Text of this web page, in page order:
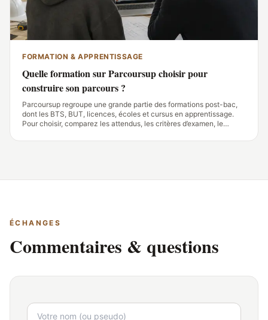
FORMATION & APPRENTISSAGE
Quelle formation sur Parcoursup choisir pour
construire son parcours ?
Parcoursup regroupe une grande partie des formations post-bac,
dont les BTS, BUT, licences, écoles et cursus en apprentissage.
Pour choisir, comparez les attendus, les critères d’examen, le
d’alternance de chaque fiche.
ÉCHANGES
Commentaires & questions